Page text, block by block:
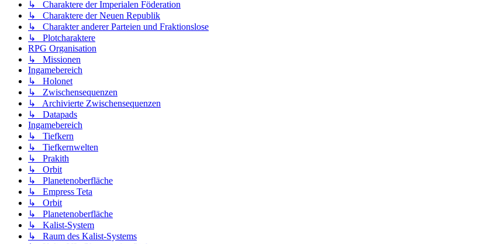
↳ Charaktere der Imperialen Föderation
↳ Charaktere der Neuen Republik
↳ Charakter anderer Parteien und Fraktionslose
↳ Plotcharaktere
RPG Organisation
↳ Missionen
Ingamebereich
↳ Holonet
↳ Zwischensequenzen
↳ Archivierte Zwischensequenzen
↳ Datapads
Ingamebereich
↳ Tiefkern
↳ Tiefkernwelten
↳ Prakith
↳ Orbit
↳ Planetenoberfläche
↳ Empress Teta
↳ Orbit
↳ Planetenoberfläche
↳ Kalist-System
↳ Raum des Kalist-Systems